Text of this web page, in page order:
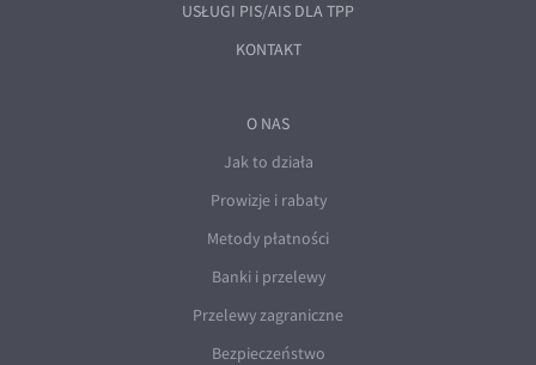
USŁUGI PIS/AIS DLA TPP
KONTAKT
O NAS
Jak to działa
Prowizje i rabaty
Metody płatności
Banki i przelewy
Przelewy zagraniczne
Bezpieczeństwo